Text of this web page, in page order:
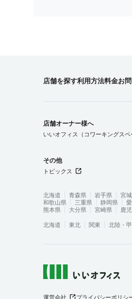
店舗を探す利用方法料金お
店舗オーナー様へ
いいオフィス（コワーキングス
その他
トピックス
北海道 青森県 岩手県 宮
和歌山県
三重県 静岡県
熊本県
大分県 宮崎県 鹿
北海道
東北 関東 北陸・
運営会社 プライバシーポリシ